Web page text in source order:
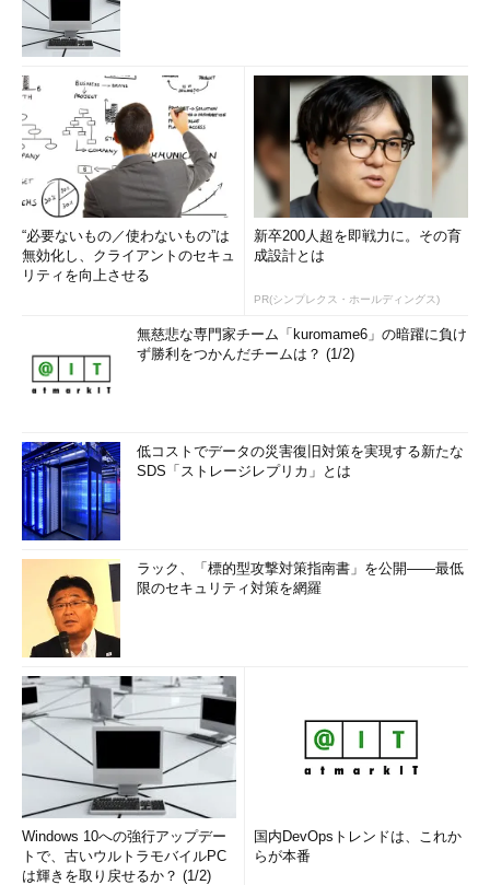
“必要ないもの／使わないもの”は
無効化し、クライアントのセキュ
リティを向上させる
新卒200人超を即戦力に。その育
成設計とは
PR(シンプレクス・ホールディングス)
無慈悲な専門家チーム「kuromame6」の暗躍に負け
ず勝利をつかんだチームは？ (1/2)
低コストでデータの災害復旧対策を実現する新たな
SDS「ストレージレプリカ」とは
ラック、「標的型攻撃対策指南書」を公開――最低
限のセキュリティ対策を網羅
Windows 10への強行アップデー
トで、古いウルトラモバイルPC
は輝きを取り戻せるか？ (1/2)
国内DevOpsトレンドは、これか
らが本番